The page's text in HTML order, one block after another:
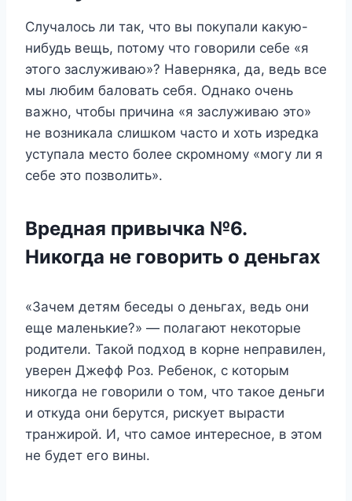
Случалось ли так, что вы покупали какую-
нибудь вещь, потому что говорили себе «я
этого заслуживаю»? Наверняка, да, ведь все
мы любим баловать себя. Однако очень
важно, чтобы причина «я заслуживаю это»
не возникала слишком часто и хоть изредка
уступала место более скромному «могу ли я
себе это позволить».
Вредная привычка №6.
Никогда не говорить о деньгах
«Зачем детям беседы о деньгах, ведь они
еще маленькие?» — полагают некоторые
родители. Такой подход в корне неправилен,
уверен Джефф Роз. Ребенок, с которым
никогда не говорили о том, что такое деньги
и откуда они берутся, рискует вырасти
транжирой. И, что самое интересное, в этом
не будет его вины.